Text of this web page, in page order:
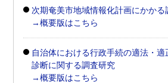
次期奄美市地域情報化計画にかかる
→概要版はこちら
自治体における行政手続の適法・
診断に関する調査研究
→概要版はこちら